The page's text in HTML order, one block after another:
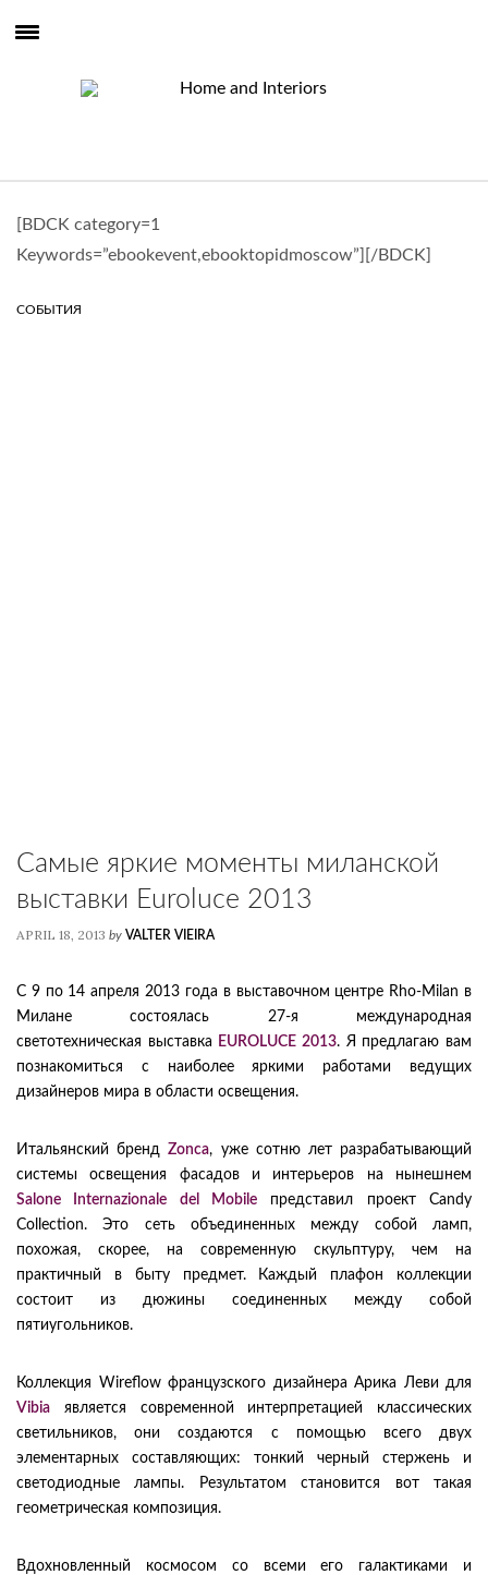
[BDCK category=1
Keywords=”ebookevent,ebooktopidmoscow”][/BDCK]
СОБЫТИЯ
Самые яркие моменты миланской
выставки Euroluce 2013
APRIL 18, 2013 by VALTER VIEIRA
С 9 по 14 апреля 2013 года в выставочном центре Rho-Milan в
Милане состоялась 27-я международная
светотехническая выставка EUROLUCE 2013. Я предлагаю вам
познакомиться с наиболее яркими работами ведущих
дизайнеров мира в области освещения.
Итальянский брендZonca, уже сотню лет разрабатывающий
системы освещения фасадов и интерьеров на нынешнем
Salone Internazionale del Mobile представил проект Candy
Collection. Это сеть объединенных между собой ламп,
похожая, скорее, на современную скульптуру, чем на
практичный в быту предмет. Каждый плафон коллекции
состоит из дюжины соединенных между собой
пятиугольников.
Коллекция Wireflow французского дизайнера Арика Леви для
Vibia является современной интерпретацией классических
светильников, они создаются с помощью всего двух
элементарных составляющих: тонкий черный стержень и
светодиодные лампы. Результатом становится вот такая
геометрическая композиция.
Вдохновленный космосом со всеми его галактиками и